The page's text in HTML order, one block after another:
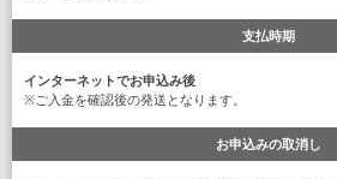
支払時期
インターネットでお申込み後
※ご入金を確認後の発送となります。
お申込みの取消し